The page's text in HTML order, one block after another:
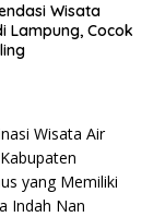
Wisata
Lampung, Cocok